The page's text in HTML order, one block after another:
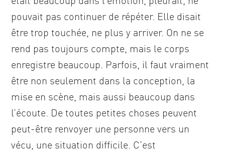
pouvait pas continuer de répéter. Elle disait
être trop touchée, ne plus y arriver. On ne se
rend pas toujours compte, mais le corps
enregistre beaucoup. Parfois, il faut vraiment
être non seulement dans la conception, la
mise en scène, mais aussi beaucoup dans
l’écoute. De toutes petites choses peuvent
peut-être renvoyer une personne vers un
vécu, une situation difficile. C’est